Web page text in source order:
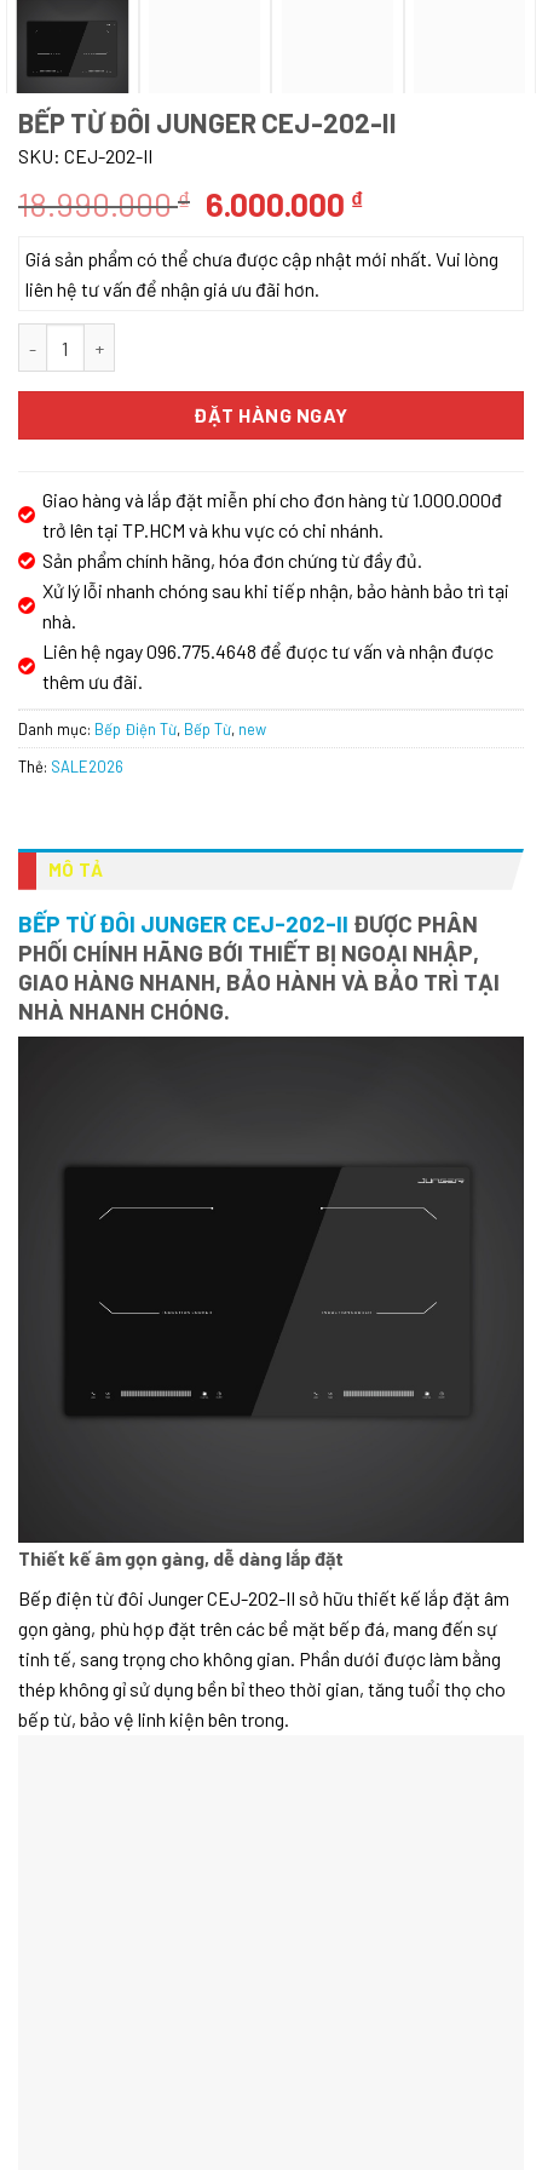
BẾP TỪ ĐÔI JUNGER CEJ-202-II
SKU: CEJ-202-II
18.990.000₫ Giá
là:
18.990.000 ₫.
6.000.000 ₫Giá
tại
Giá sản phẩm có thể chưa được cập nhật mới nhất. Vui lòng
liên hệ tư vấn để nhận giá ưu đãi hơn.
ĐẶT HÀNG NGAY
Giao hàng và lắp đặt miễn phí cho đơn hàng từ 1.000.000đ
trở lên tại TP.HCM và khu vực có chi nhánh.
Sản phẩm chính hãng, hóa đơn chứng từ đầy đủ.
Xử lý lỗi nhanh chóng sau khi tiếp nhận, bảo hành bảo trì tại
nhà.
Liên hệ ngay 096.775.4648 để được tư vấn và nhận được
thêm ưu đãi.
Danh mục: Bếp Điện Từ, Bếp Từ, new
Thẻ: SALE2026
MÔ TẢ
BẾP TỪ ĐÔI JUNGER CEJ-202-II ĐƯỢC PHÂN
PHỐI CHÍNH HÃNG BỚI THIẾT BỊ NGOẠI NHẬP,
GIAO HÀNG NHANH, BẢO HÀNH VÀ BẢO TRÌ TẠI
NHÀ NHANH CHÓNG.
Thiết kế âm gọn gàng, dễ dàng lắp đặt
Bếp điện từ đôi Junger CEJ-202-II sở hữu thiết kế lắp đặt âm
gọn gàng, phù hợp đặt trên các bề mặt bếp đá, mang đến sự
tinh tế, sang trọng cho không gian. Phần dưới được làm bằng
thép không gỉ sử dụng bền bỉ theo thời gian, tăng tuổi thọ cho
bếp từ, bảo vệ linh kiện bên trong.